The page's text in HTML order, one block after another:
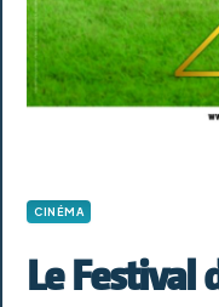
CINÉMA
Le Festival